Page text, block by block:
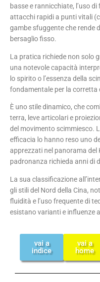
basse e rannicchiate, l’uso
attacchi rapidi a punti vitali
gambe sfuggente che rende
bersaglio fisso.
La pratica richiede non solo
una notevole capacità
lo spirito o l’essenza della
fondamentale per la corretta
È uno stile dinamico, che
terra, leve articolari e
del movimento scimmiesco.
efficacia lo hanno reso uno
apprezzati nel panorama del
padronanza richieda anni di
La sua classificazione
gli stili del Nord della Cina,
fluidità e l’uso frequente di
esistano varianti e influenze
vai a
indice
vai a
home